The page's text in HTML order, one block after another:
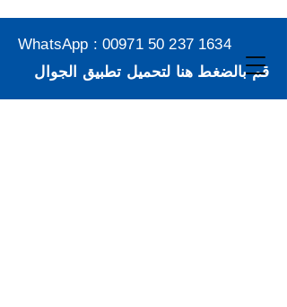
WhatsApp : 00971 50 237 1634
قم بالضغط هنا لتحميل تطبيق الجوال